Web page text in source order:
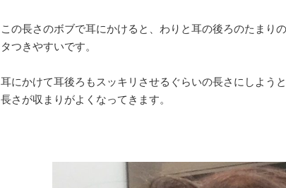
この長さのボブで耳にかけると、わりと耳の後ろのたまり
タつきやすいです。
耳にかけて耳後ろもスッキリさせるぐらいの長さにしよう
長さが収まりがよくなってきます。